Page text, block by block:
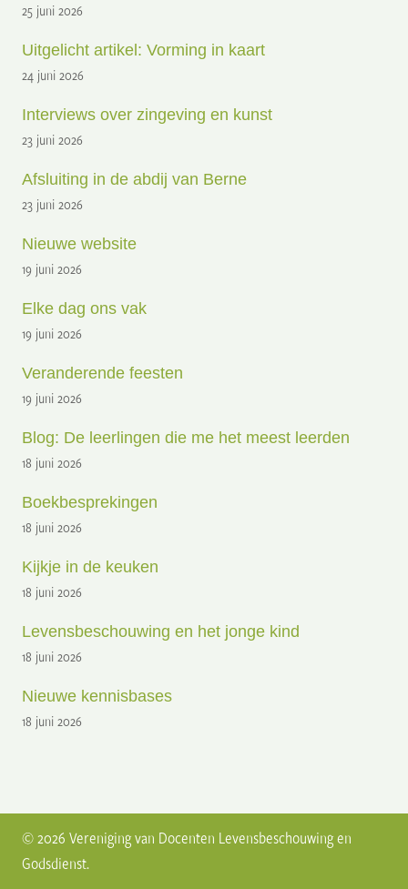
25 juni 2026
Uitgelicht artikel: Vorming in kaart
24 juni 2026
Interviews over zingeving en kunst
23 juni 2026
Afsluiting in de abdij van Berne
23 juni 2026
Nieuwe website
19 juni 2026
Elke dag ons vak
19 juni 2026
Veranderende feesten
19 juni 2026
Blog: De leerlingen die me het meest leerden
18 juni 2026
Boekbesprekingen
18 juni 2026
Kijkje in de keuken
18 juni 2026
Levensbeschouwing en het jonge kind
18 juni 2026
Nieuwe kennisbases
18 juni 2026
© 2026 Vereniging van Docenten Levensbeschouwing en
Godsdienst.